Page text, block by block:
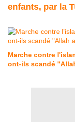
enfants, par la
Marche contre
ont-ils scandé